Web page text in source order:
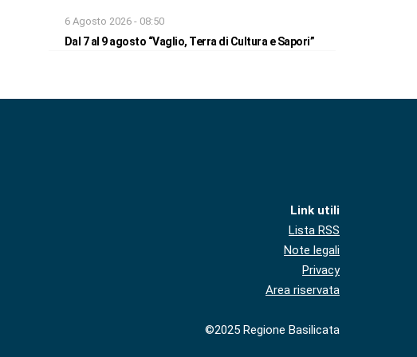
6 Agosto 2026 - 08:50
Dal 7 al 9 agosto “Vaglio, Terra di Cultura e Sapori”
Link utili
Lista RSS
Note legali
Privacy
Area riservata
©2025 Regione Basilicata